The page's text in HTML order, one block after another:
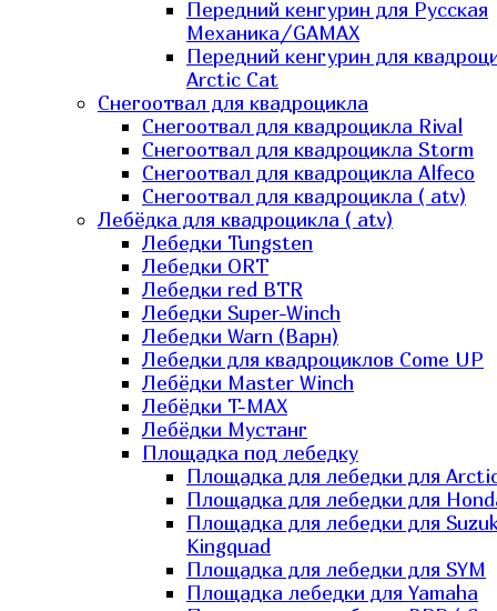
Передний кенгурин для Русская
Механика/GAMAX
Передний кенгурин для
Arctic Cat
Снегоотвал для квадроцикла
Снегоотвал для квадроцикла Rival
Снегоотвал для квадроцикла Storm
Снегоотвал для квадроцикла Alfeco
Снегоотвал для квадроцикла ( atv)
Лебёдка для квадроцикла ( atv)
Лебедки Tungsten
Лебедки ORT
Лебедки red BTR
Лебедки Super-Winch
Лебедки Warn (Варн)
Лебедки для квадроциклов Come UP
Лебёдки Master Winch
Лебёдки T-MAX
Лебёдки Мустанг
Площадка под лебедку
Площадка для лебедки для
Площадка для лебедки для
Площадка для лебедки для
Kingquad
Площадка для лебедки для SYM
Площадка лебедки для Yamaha